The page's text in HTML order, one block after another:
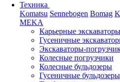
Техника
Komatsu Sennebogen Bomag
MEKA
Карьерные экскаваторы
Гусеничные
Экскаваторы-
Колесные погрузчики
Колесные бульдозеры
Гусеничные бульдозеры